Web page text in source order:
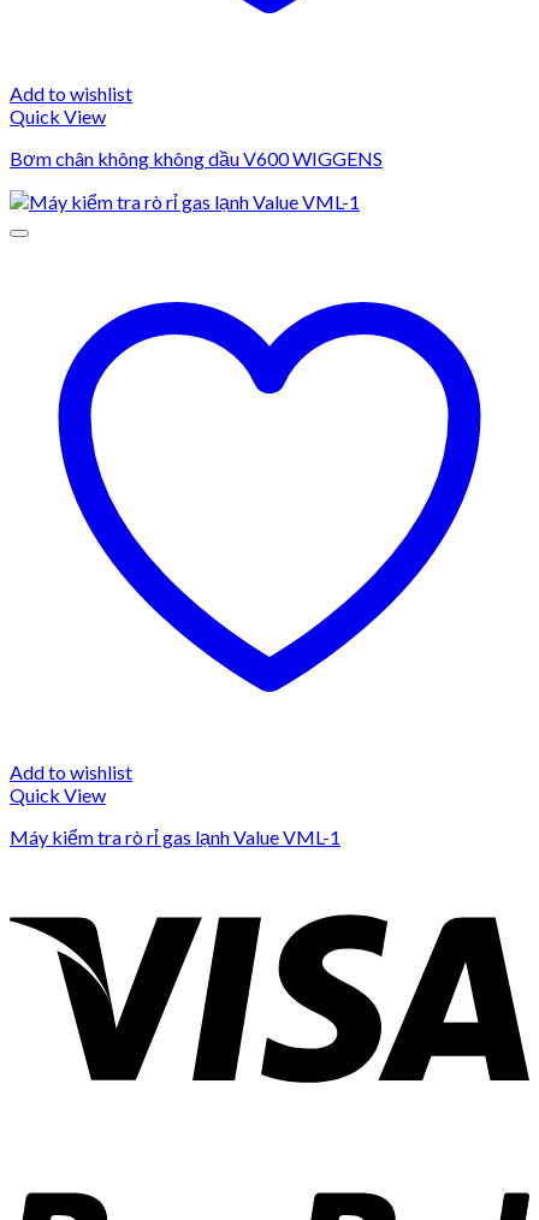
Add to wishlist
Quick View
Bơm chân không không dầu V600 WIGGENS
Add to wishlist
Quick View
Máy kiểm tra rò rỉ gas lạnh Value VML-1